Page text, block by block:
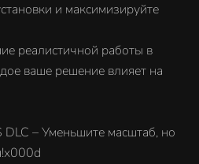
и максимизируйте
реалистичной работы в
ваше решение влияет на
– Уменьшите масштаб, но